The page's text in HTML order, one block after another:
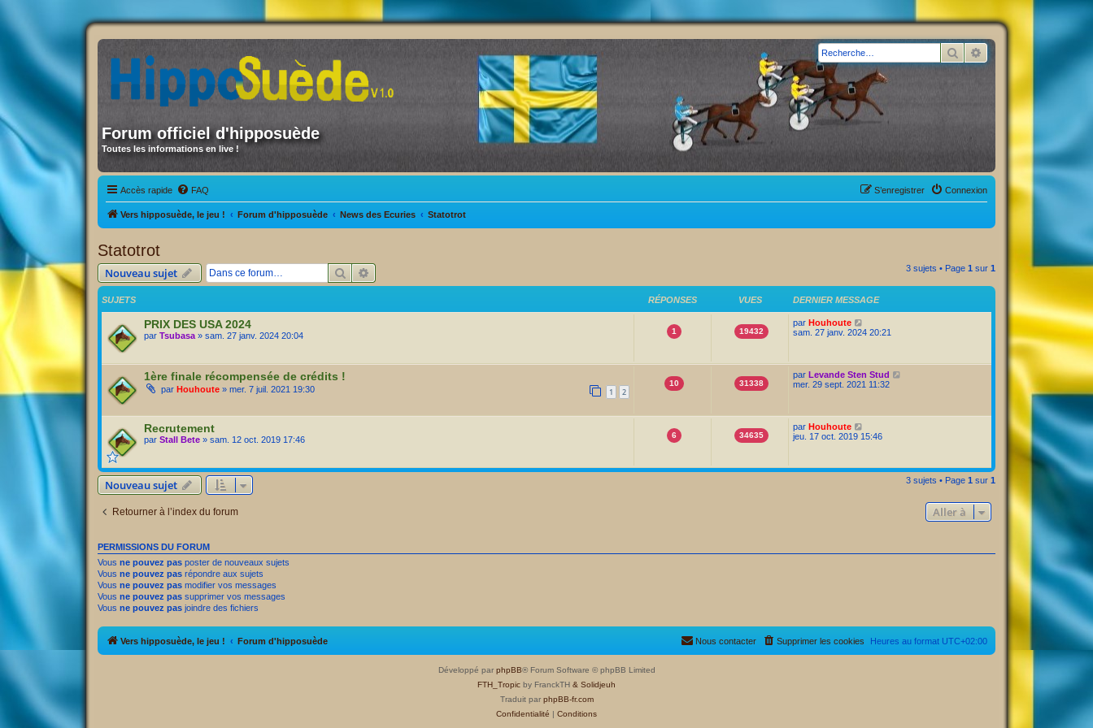
Forum officiel d'hipposuède
Toutes les informations en live !
Rechercher
Accès rapide FAQ Connexion
S’enregistrer
Vers hipposuède, le jeu ! Forum d'hipposuède News des Ecuries Statotrot
Statotrot
Nouveau sujet Rechercher 3 sujets • Page 1 sur 1
SUJETS RÉPONSES VUES DERNIER MESSAGE
PRIX DES USA 2024
par Tsubasa » sam. 27 janv. 2024 20:04 1 19432
par Houhoute
sam. 27 janv. 2024 20:21
1ère finale récompensée de crédits !
par Houhoute » mer. 7 juil. 2021 19:30 1 2
10 31338
par Levande Sten Stud
mer. 29 sept. 2021 11:32
Recrutement
par Stall Bete » sam. 12 oct. 2019 17:46 6 34635
par Houhoute
jeu. 17 oct. 2019 15:46
Nouveau sujet 3 sujets • Page 1 sur 1
Retourner à l’index du forum Aller à
PERMISSIONS DU FORUM
Vous ne pouvez pas poster de nouveaux sujets
Vous ne pouvez pas répondre aux sujets
Vous ne pouvez pas modifier vos messages
Vous ne pouvez pas supprimer vos messages
Vous ne pouvez pas joindre des fichiers
Vers hipposuède, le jeu ! Forum d'hipposuède Heures au format UTC+02:00
Supprimer les cookies
Nous contacter
Développé par phpBB® Forum Software © phpBB Limited
FTH_Tropic by FranckTH & Solidjeuh
Traduit par phpBB-fr.com
Confidentialité | Conditions